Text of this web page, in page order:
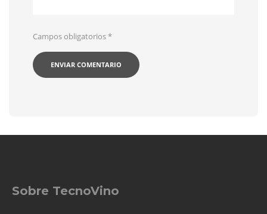
Campos obligatorios*
Sobre TecnoVino